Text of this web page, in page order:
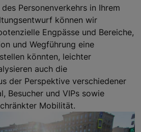
Personenverkehrs in Ihrem
können wir
Engpässe und Bereiche,
und Wegführung eine
könnten, leichter
auch die
der Perspektive verschiedener
Besucher und VIPs sowie
Mobilität.